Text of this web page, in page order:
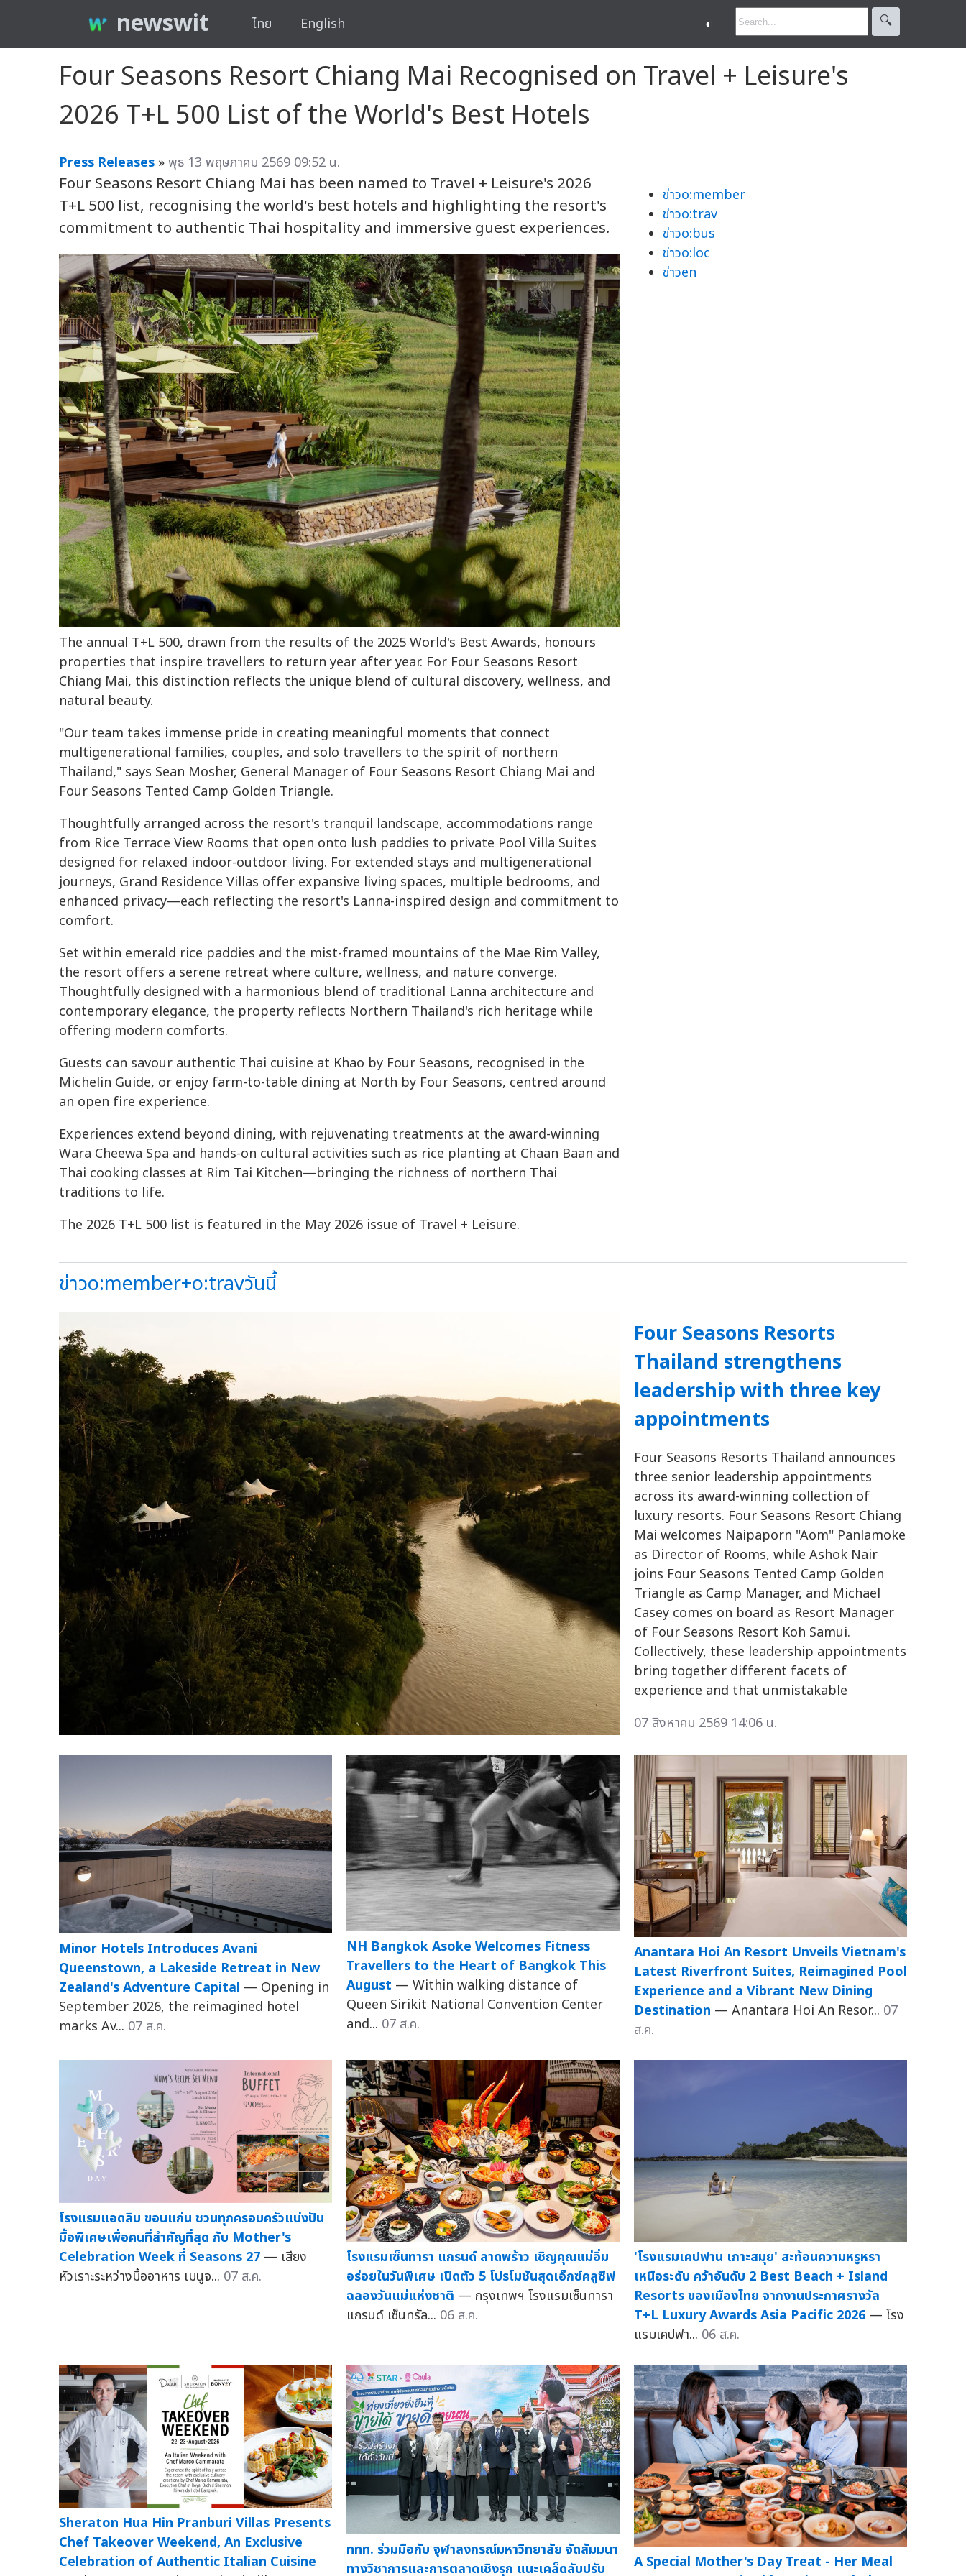
newswit ไทย English ◐ 🔍︎
Four Seasons Resort Chiang Mai Recognised on Travel + Leisure's
2026 T+L 500 List of the World's Best Hotels
Press Releases »พุธ 13 พฤษภาคม 2569 09:52 น.
Four Seasons Resort Chiang Mai has been named to Travel + Leisure's 2026
T+L 500 list, recognising the world's best hotels and highlighting the resort's
commitment to authentic Thai hospitality and immersive guest experiences.
The annual T+L 500, drawn from the results of the 2025 World's Best Awards, honours
properties that inspire travellers to return year after year. For Four Seasons Resort
Chiang Mai, this distinction reflects the unique blend of cultural discovery, wellness, and
natural beauty.
"Our team takes immense pride in creating meaningful moments that connect
multigenerational families, couples, and solo travellers to the spirit of northern
Thailand," says Sean Mosher, General Manager of Four Seasons Resort Chiang Mai and
Four Seasons Tented Camp Golden Triangle.
Thoughtfully arranged across the resort's tranquil landscape, accommodations range
from Rice Terrace View Rooms that open onto lush paddies to private Pool Villa Suites
designed for relaxed indoor-outdoor living. For extended stays and multigenerational
journeys, Grand Residence Villas offer expansive living spaces, multiple bedrooms, and
enhanced privacy—each reflecting the resort's Lanna-inspired design and commitment to
comfort.
Set within emerald rice paddies and the mist-framed mountains of the Mae Rim Valley,
the resort offers a serene retreat where culture, wellness, and nature converge.
Thoughtfully designed with a harmonious blend of traditional Lanna architecture and
contemporary elegance, the property reflects Northern Thailand's rich heritage while
offering modern comforts.
Guests can savour authentic Thai cuisine at Khao by Four Seasons, recognised in the
Michelin Guide, or enjoy farm-to-table dining at North by Four Seasons, centred around
an open fire experience.
Experiences extend beyond dining, with rejuvenating treatments at the award-winning
Wara Cheewa Spa and hands-on cultural activities such as rice planting at Chaan Baan and
Thai cooking classes at Rim Tai Kitchen—bringing the richness of northern Thai
traditions to life.
The 2026 T+L 500 list is featured in the May 2026 issue of Travel + Leisure.
ข่าวo:member
ข่าวo:trav
ข่าวo:bus
ข่าวo:loc
ข่าวen
ข่าวo:member+o:travวันนี้
Four Seasons Resorts
Thailand strengthens
leadership with three key
appointments
Four Seasons Resorts Thailand announces
three senior leadership appointments
across its award-winning collection of
luxury resorts. Four Seasons Resort Chiang
Mai welcomes Naipaporn "Aom" Panlamoke
as Director of Rooms, while Ashok Nair
joins Four Seasons Tented Camp Golden
Triangle as Camp Manager, and Michael
Casey comes on board as Resort Manager
of Four Seasons Resort Koh Samui.
Collectively, these leadership appointments
bring together different facets of
experience and that unmistakable
07 สิงหาคม 2569 14:06 น.
Minor Hotels Introduces Avani
Queenstown, a Lakeside Retreat in New
Zealand's Adventure Capital — Opening in
September 2026, the reimagined hotel
marks Av... 07 ส.ค.
NH Bangkok Asoke Welcomes Fitness
Travellers to the Heart of Bangkok This
August — Within walking distance of
Queen Sirikit National Convention Center
and... 07 ส.ค.
Anantara Hoi An Resort Unveils Vietnam's
Latest Riverfront Suites, Reimagined Pool
Experience and a Vibrant New Dining
Destination — Anantara Hoi An Resor... 07
ส.ค.
โรงแรมแอดลิบ ขอนแก่น ชวนทุกครอบครัวแบ่งปัน
มื้อพิเศษเพื่อคนที่สำคัญที่สุด กับ Mother's
Celebration Week ที่ Seasons 27 — เสียง
หัวเราะระหว่างมื้ออาหาร เมนูจ... 07 ส.ค.
โรงแรมเซ็นทารา แกรนด์ ลาดพร้าว เชิญคุณแม่อิ่ม
อร่อยในวันพิเศษ เปิดตัว 5 โปรโมชันสุดเอ็กซ์คลูซีฟ
ฉลองวันแม่แห่งชาติ — กรุงเทพฯ โรงแรมเซ็นทารา
แกรนด์ เซ็นทรัล... 06 ส.ค.
'โรงแรมเคปฟาน เกาะสมุย' สะท้อนความหรูหรา
เหนือระดับ คว้าอันดับ 2 Best Beach + Island
Resorts ของเมืองไทย จากงานประกาศรางวัล
T+L Luxury Awards Asia Pacific 2026 — โรง
แรมเคปฟา... 06 ส.ค.
Sheraton Hua Hin Pranburi Villas Presents
Chef Takeover Weekend, An Exclusive
Celebration of Authentic Italian Cuisine
ททท. ร่วมมือกับ จุฬาลงกรณ์มหาวิทยาลัย จัดสัมมนา
ทางวิชาการและการตลาดเชิงรุก แนะเคล็ดลับปรับ
A Special Mother's Day Treat - Her Meal